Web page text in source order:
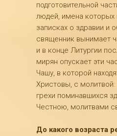
подготовительной
людей, имена которых
записках о здравии и
священник вынимает
и в конце Литургии
мирян опускает эти
Чашу, в которой
Христовы, с
грехи поминавшихся
Честною, молитвами
До какого возраста